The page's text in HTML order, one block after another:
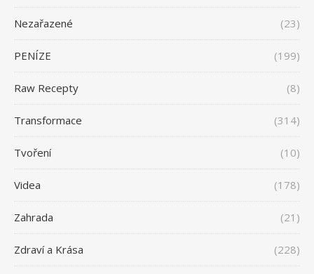
Nezařazené (23)
PENÍZE (199)
Raw Recepty (8)
Transformace (314)
Tvoření (10)
Videa (178)
Zahrada (21)
Zdraví a Krása (228)